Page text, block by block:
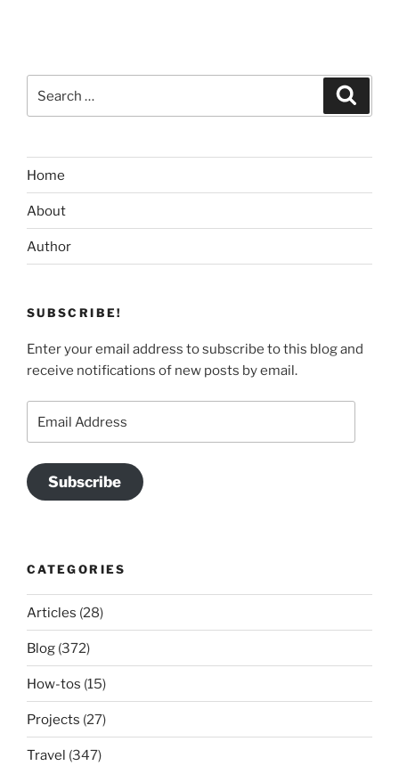
Home
About
Author
SUBSCRIBE!
Enter your email address to subscribe to this blog and
receive notifications of new posts by email.
Subscribe
CATEGORIES
Articles (28)
Blog (372)
How-tos (15)
Projects (27)
Travel (347)